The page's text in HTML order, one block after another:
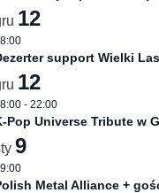
12
support Wielki
12
- 22:00
Pop Universe Tribute w
9
Metal Alliance +